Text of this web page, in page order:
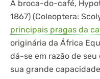
A broca-do-café,
1867) (Coleoptera:
principais pragas da
originária da África
dá-se em razão de
sua grande